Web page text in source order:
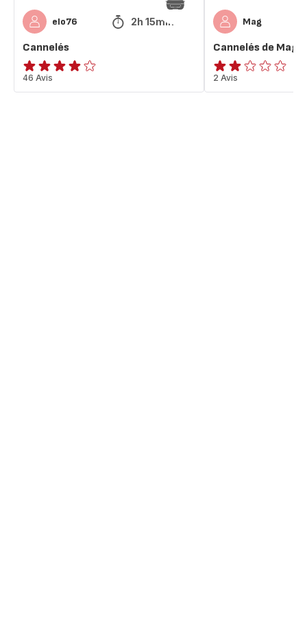
elo76 2h 15min
Cannelés
ratings.4.1
46 Avis
Mag
Cannelés de Mag
Avis
2
2 Avis